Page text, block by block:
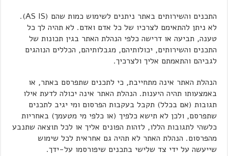
התכנים והשירותים באתר ניתנים לשימוש כמות שהם (AS IS).
לא ניתן להתאימם לצרכיו של כל אדם ואדם. לא תהיה לך כל
טענה, תביעה או דרישה כלפי הנהלת האתר בגין תכונות של
התכנים והשירותים, יכולותיהם, מגבלותיהם, הכללים הנוהגים
לגביהם והתאמתם אליך ולצרכיך.
הנהלת האתר אינה מתחייבת, כי לתכנים שתפרסם באתר, או
באמצעותו תהיה היענות. הנהלת האתר אינה יכולה לדעת אילו
תגובות (אם בכלל) תקבל בעקבות הפרסום ומי יגיב לתכנים
שתפרסם, ולכן לא תישא כלפיך (או כלפי מי מטעמך) באחריות
כלשהי לתגובות הללו, לזהות הפונים אליך או לכל תוצאה שתנבע
מהפרסום. הנהלת האתר לא תהיה גם אחראית לכל שימוש
שייעשה על ידי צד שלישי בתכנים שיפורסמו על-ידך.